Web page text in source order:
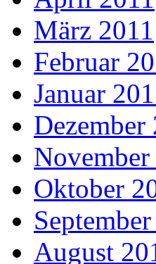
März 2011
Februar
Januar
Dezember
Oktober
August